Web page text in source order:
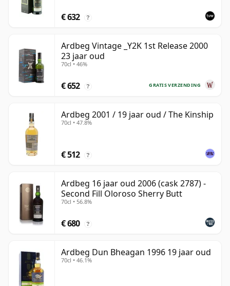
€ 632 ?
Ardbeg Vintage _Y2K 1st Release 2000
23 jaar oud
70cl • 46%
GRATIS VERZENDING
€ 652 ?
Ardbeg 2001 / 19 jaar oud / The Kinship
70cl • 47.8%
€ 512 ?
Ardbeg 16 jaar oud 2006 (cask 2787) -
Second Fill Oloroso Sherry Butt
70cl • 56.8%
€ 680 ?
Ardbeg Dun Bheagan 1996 19 jaar oud
70cl • 46.1%